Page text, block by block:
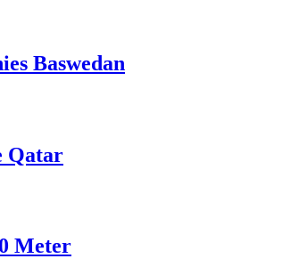
Baswedan
Qatar
Meter